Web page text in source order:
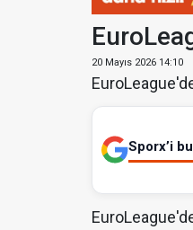
20 Mayıs 2026 14:10
Sporx’i